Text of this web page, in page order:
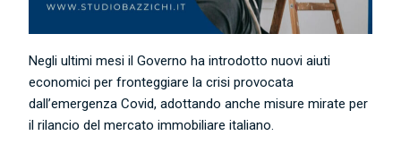
Negli ultimi mesi il Governo ha introdotto nuovi aiuti
economici per fronteggiare la crisi provocata
dall’emergenza Covid, adottando anche misure mirate per
il rilancio del mercato immobiliare italiano.